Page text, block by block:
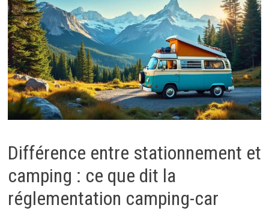
Différence entre stationnement et
camping : ce que dit la
réglementation camping-car